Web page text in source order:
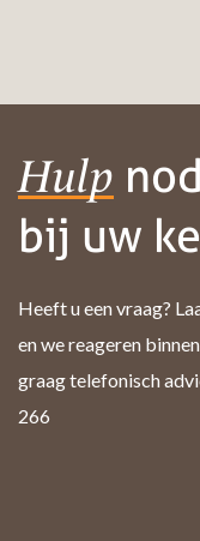
Hulp
bij uw
Heeft u een vraag?
en we reageren
graag telefonisch
266